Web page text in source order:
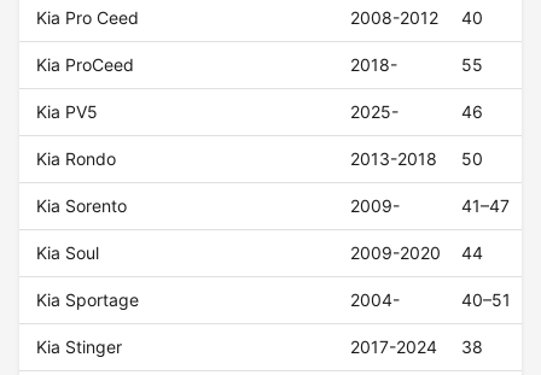
Kia Pro Ceed 2008-2012 40
Kia ProCeed 2018- 55
Kia PV5 2025- 46
Kia Rondo 2013-2018 50
Kia Sorento 2009- 41–47
Kia Soul 2009-2020 44
Kia Sportage 2004- 40–51
Kia Stinger 2017-2024 38